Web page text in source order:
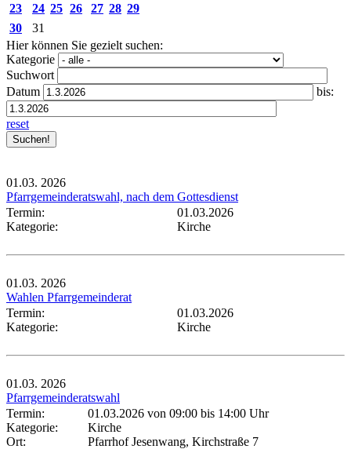
23
24 25 26 27 28 29
30
31
Hier können Sie gezielt suchen:
Kategorie
Suchwort
Datum
bis:
reset
01.03. 2026
Pfarrgemeinderatswahl, nach dem Gottesdienst
Termin:
01.03.2026
Kategorie:
Kirche
01.03. 2026
Wahlen Pfarrgemeinderat
Termin:
01.03.2026
Kategorie:
Kirche
01.03. 2026
Pfarrgemeinderatswahl
Termin:
01.03.2026 von 09:00 bis 14:00 Uhr
Kategorie:
Kirche
Ort:
Pfarrhof Jesenwang, Kirchstraße 7